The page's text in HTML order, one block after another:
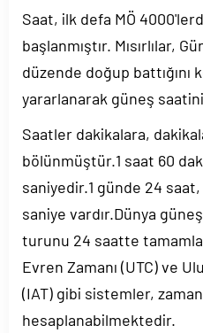
Saat, ilk defa MÖ
başlanmıştır. Mısırlılar,
düzende doğup
yararlanarak güneş
Saatler dakikalara,
bölünmüştür.1 saat 60
saniyedir.1 günde 24
saniye vardır.Dünya
turunu 24 saatte
Evren Zamanı (UTC) ve
(IAT) gibi sistemler,
hesaplanabilmektedir.